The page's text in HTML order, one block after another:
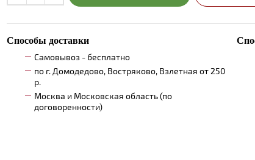
Способы доставки
Самовывоз - бесплатно
по г. Домодедово, Востряково, Взлетная от 250
р.
Москва и Московская область (по
договоренности)